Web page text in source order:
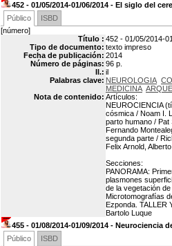
452 - 01/05/2014-01/06/2014 - El siglo del
Público
ISBD
[número]
Título : 452 - 01/05/2014-
Tipo de documento: texto impreso
Fecha de publicación: 2014
Número de páginas: 96 p.
Il.: il
Palabras clave: NEUROLOGIA
MEDICINA
Nota de contenido: Artículos:
NEUROCIENCIA
cósmica / Noam I.
parto humano /
Fernando
segunda parte /
Felix Arnold,
Secciones:
PANORAMA:
plasmones
de la vegetación
Microtomografías
Ezponda. TALLER
Bartolo Luque
455 - 01/08/2014-01/09/2014 -
Público
ISBD